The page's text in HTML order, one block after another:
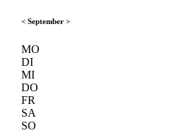
< September >
MO
DI
MI
DO
FR
SA
SO